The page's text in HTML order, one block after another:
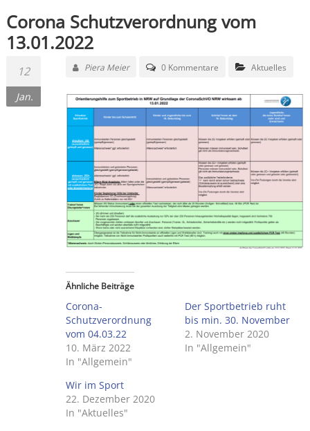
Corona Schutzverordnung vom
13.01.2022
12
Jan.
Piera Meier 0 Kommentare Aktuelles
Ähnliche Beiträge
Corona-
Schutzverordnung
vom 04.03.22
10. März 2022
In "Allgemein"
Der Sportbetrieb ruht
bis min. 30. November
2. November 2020
In "Allgemein"
Wir im Sport
22. Dezember 2020
In "Aktuelles"